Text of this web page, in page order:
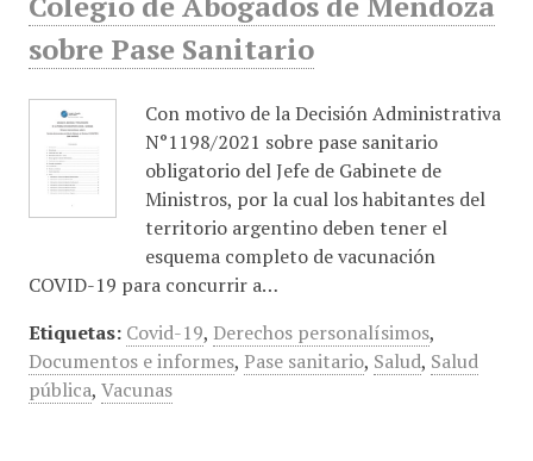
sobre Pase Sanitario
Con motivo de la Decisión Administrativa
N°1198/2021 sobre pase sanitario
obligatorio del Jefe de Gabinete de
Ministros, por la cual los habitantes del
territorio argentino deben tener el
esquema completo de vacunación
COVID-19 para concurrir a…
Etiquetas: Covid-19, Derechos personalísimos,
Documentos e informes, Pase sanitario, Salud, Salud
pública, Vacunas